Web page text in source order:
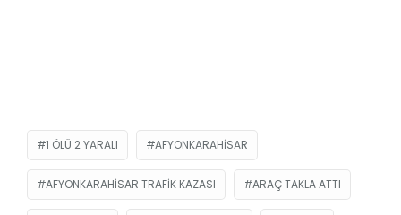
1 ÖLÜ 2 YARALI AFYONKARAHISAR
AFYONKARAHISAR TRAFIK KAZASI ARAÇ TAKLA ATTI